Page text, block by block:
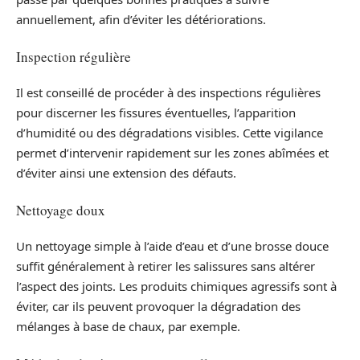
annuellement, afin d’éviter les détériorations.
Inspection régulière
Il est conseillé de procéder à des inspections régulières
pour discerner les fissures éventuelles, l’apparition
d’humidité ou des dégradations visibles. Cette vigilance
permet d’intervenir rapidement sur les zones abîmées et
d’éviter ainsi une extension des défauts.
Nettoyage doux
Un nettoyage simple à l’aide d’eau et d’une brosse douce
suffit généralement à retirer les salissures sans altérer
l’aspect des joints. Les produits chimiques agressifs sont à
éviter, car ils peuvent provoquer la dégradation des
mélanges à base de chaux, par exemple.